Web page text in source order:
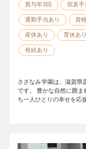
賞与年3回 宿直手
通勤手当あり 資
産休あり 育休あり
有給あり
さざなみ学園は、滋賀県
です。 豊かな自然に囲
ち一人ひとりの幸せを応